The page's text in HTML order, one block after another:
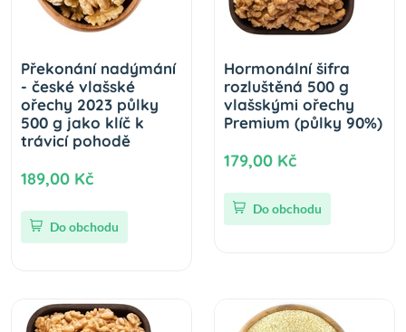
Překonání nadýmání
- české vlašské
ořechy 2023 půlky
500 g jako klíč k
trávicí pohodě
189,00 Kč
Do obchodu
Hormonální šifra
rozluštěná 500 g
vlašskými ořechy
Premium (půlky 90%)
179,00 Kč
Do obchodu